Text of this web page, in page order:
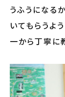
うふうになる
いてもらうよ
一から丁寧に